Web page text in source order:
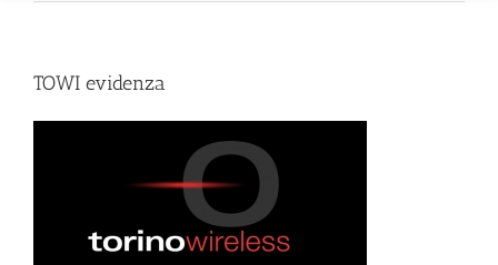
TOWI evidenza